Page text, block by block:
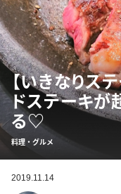
【いきなりス
ドステーキが
る♡
料理・グルメ
2019.11.14